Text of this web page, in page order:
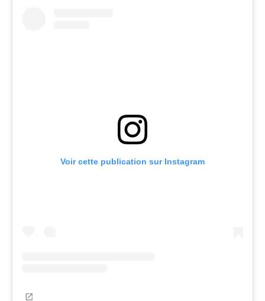
Voir cette publication sur Instagram